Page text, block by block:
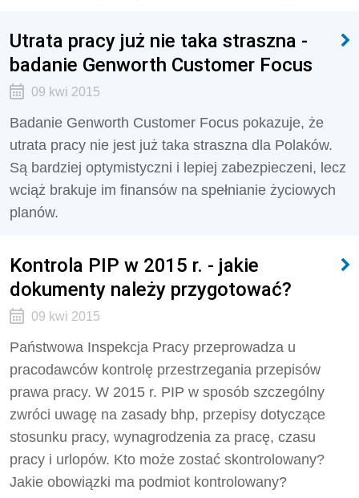
Utrata pracy już nie taka straszna -
badanie Genworth Customer Focus
09 kwi 2015
Badanie Genworth Customer Focus pokazuje, że
utrata pracy nie jest już taka straszna dla Polaków.
Są bardziej optymistyczni i lepiej zabezpieczeni, lecz
wciąż brakuje im finansów na spełnianie życiowych
planów.
Kontrola PIP w 2015 r. - jakie
dokumenty należy przygotować?
09 kwi 2015
Państwowa Inspekcja Pracy przeprowadza u
pracodawców kontrolę przestrzegania przepisów
prawa pracy. W 2015 r. PIP w sposób szczególny
zwróci uwagę na zasady bhp, przepisy dotyczące
stosunku pracy, wynagrodzenia za pracę, czasu
pracy i urlopów. Kto może zostać skontrolowany?
Jakie obowiązki ma podmiot kontrolowany?